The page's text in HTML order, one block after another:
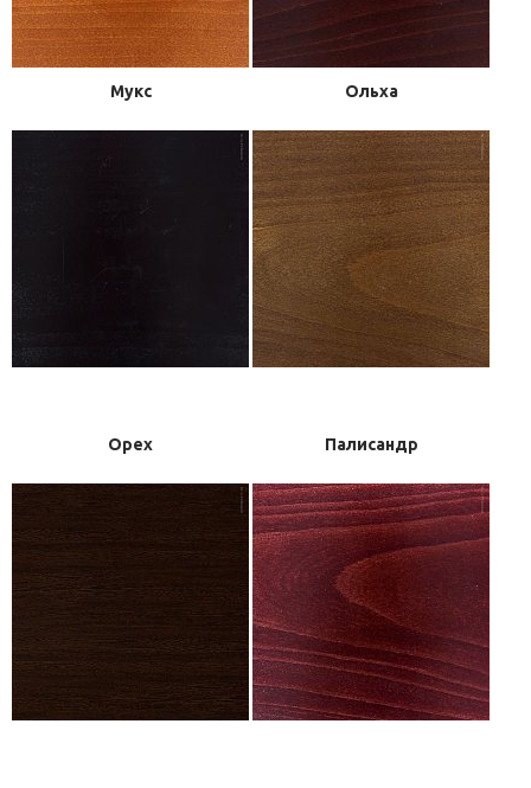
Мукс Ольха
Орех Палисандр